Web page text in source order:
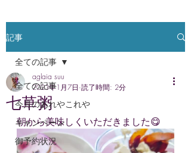
記事
全ての記事
今月のあれやこれや
キャンペーン
御予約状況
全ての記事
七草粥
aglaia suu
2023年1月7日 読了時間: 2分
朝から美味しくいただきました😋